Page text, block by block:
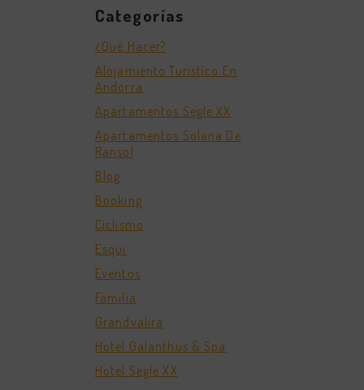
Categorías
¿Qué Hacer?
Alojamiento Turistico En
Andorra
Apartamentos Segle XX
Apartamentos Solana De
Ransol
Blog
Booking
Ciclismo
Esqui
Eventos
Familia
Grandvalira
Hotel Galanthus & Spa
Hotel Segle XX